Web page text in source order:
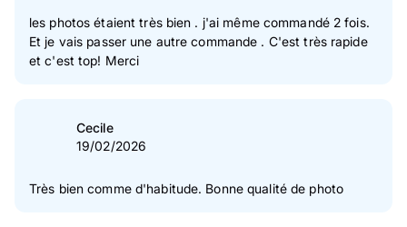
les photos étaient très bien . j'ai même commandé 2 fois.
Et je vais passer une autre commande . C'est très rapide
et c'est top! Merci
Cecile
19/02/2026
Très bien comme d'habitude. Bonne qualité de photo